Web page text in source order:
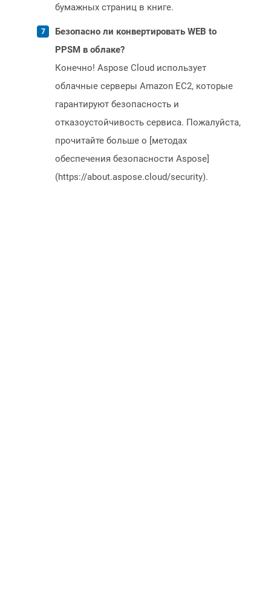
бумажных страниц в книге.
Безопасно ли конвертировать WEB to
PPSM в облаке?
Конечно! Aspose Cloud использует
облачные серверы Amazon EC2, которые
гарантируют безопасность и
отказоустойчивость сервиса. Пожалуйста,
прочитайте больше о [методах
обеспечения безопасности Aspose]
(https://about.aspose.cloud/security).